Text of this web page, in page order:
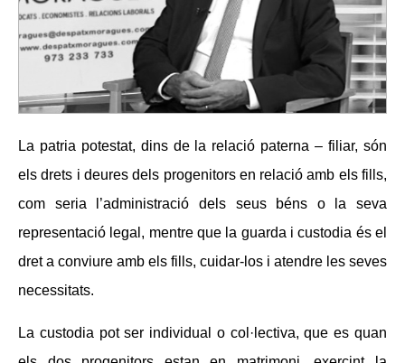
La patria potestat, dins de la relació paterna – filiar, són
els drets i deures dels progenitors en relació amb els fills,
com seria l’administració dels seus béns o la seva
representació legal, mentre que la guarda i custodia és el
dret a conviure amb els fills, cuidar-los i atendre les seves
necessitats.
La custodia pot ser individual o col·lectiva, que es quan